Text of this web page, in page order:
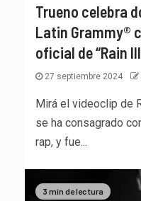
Trueno celebra
Latin Grammy®
oficial de “Rain
27 septiembre 2024
Mirá el videoclip de
se ha consagrado
rap, y fue...
3 min de lectura